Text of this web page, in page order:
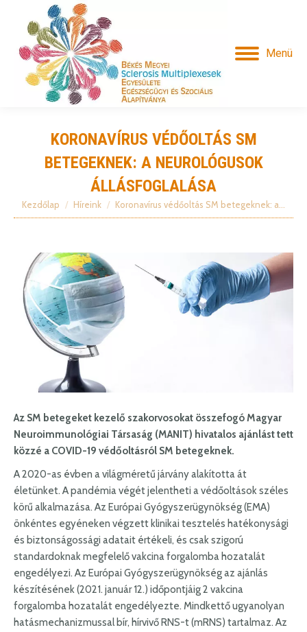
Menü
KORONAVÍRUS VÉDŐOLTÁS SM
BETEGEKNEK: A NEUROLÓGUSOK
ÁLLÁSFOGLALÁSA
Itt vagy:
Kezdőlap Híreink Koronavírus védőoltás SM betegeknek: a…
Az SM betegeket kezelő szakorvosokat összefogó Magyar
Neuroimmunológiai Társaság (MANIT) hivatalos ajánlást tett
közzé a COVID-19 védőoltásról SM betegeknek.
A 2020-as évben a világméretű járvány alakította át
életünket. A pandémia végét jelentheti a védőoltások széles
körű alkalmazása. Az Európai Gyógyszerügynökség (EMA)
önkéntes egyéneken végzett klinikai tesztelés hatékonysági
és biztonságossági adatait értékeli, és csak szigorú
standardoknak megfelelő vakcina forgalomba hozatalát
engedélyezi. Az Európai Gyógyszerügynökség az ajánlás
készítésének (2021. január 12.) időpontjáig 2 vakcina
forgalomba hozatalát engedélyezte. Mindkettő ugyanolyan
hatásmechanizmussal bír, hírvivő RNS-t (mRNS) tartalmaz. Az